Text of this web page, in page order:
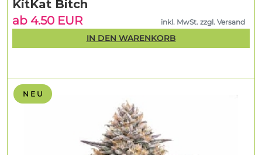
N E U
KitKat Bitch
ab 4.50 EUR
inkl. MwSt. zzgl. Versand
IN DEN WARENKORB